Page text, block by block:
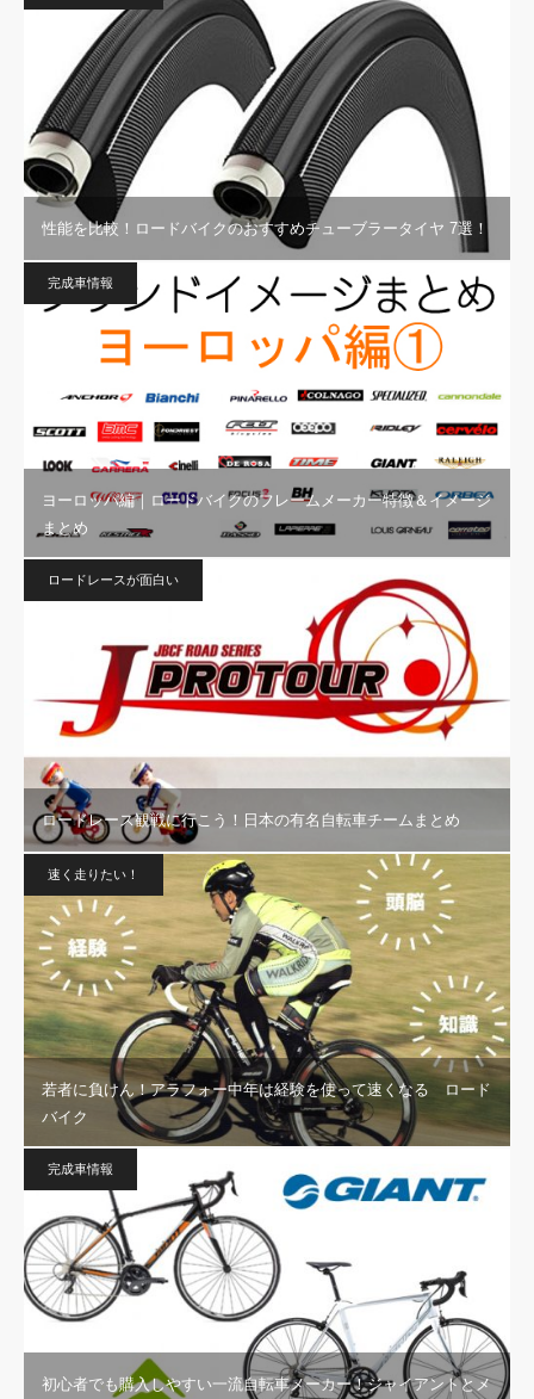
性能を比較！ロードバイクのおすすめチューブラータイヤ 7選！
完成車情報
ヨーロッパ編｜ロードバイクのフレームメーカー特徴＆イメージ
まとめ
ロードレースが面白い
ロードレース観戦に行こう！日本の有名自転車チームまとめ
速く走りたい！
若者に負けん！アラフォー中年は経験を使って速くなる ロード
バイク
完成車情報
初心者でも購入しやすい一流自転車メーカー！ジャイアントとメ